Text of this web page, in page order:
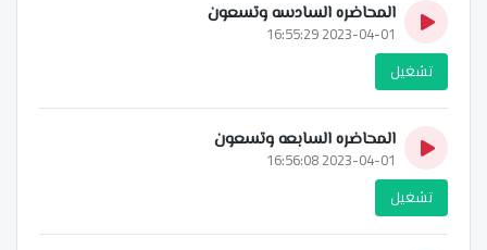
المحاضره السادسه وتسعون
2023-04-01 16:55:29
تشغيل
المحاضره السابعه وتسعون
2023-04-01 16:56:08
تشغيل